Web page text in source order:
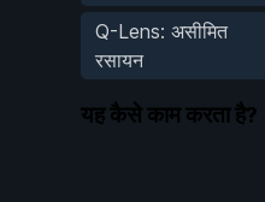
Q-Lens: असीमित
रसायन
यह कैसे काम करता है?